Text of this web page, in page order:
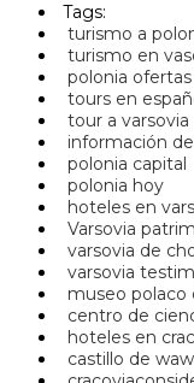
Tags:
turismo a
turismo en
polonia
tours en
tour a varsovia
información
polonia capital
polonia hoy
hoteles en
Varsovia
varsovia de
varsovia
museo polaco
centro de
hoteles en
castillo de